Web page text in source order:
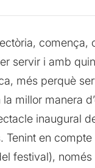
servir i amb
més perquè
millor manera
inaugural
Tenint en
festival),